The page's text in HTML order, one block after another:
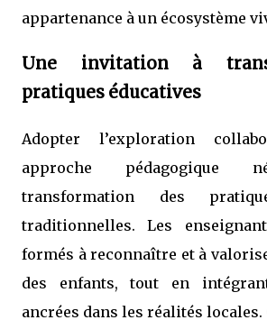
appartenance à un écosystème
Une invitation à
pratiques éducatives
Adopter l’exploration
approche pédagogique
transformation des
traditionnelles. Les
formés à reconnaître et à
des enfants, tout en
ancrées dans les réalités locales.